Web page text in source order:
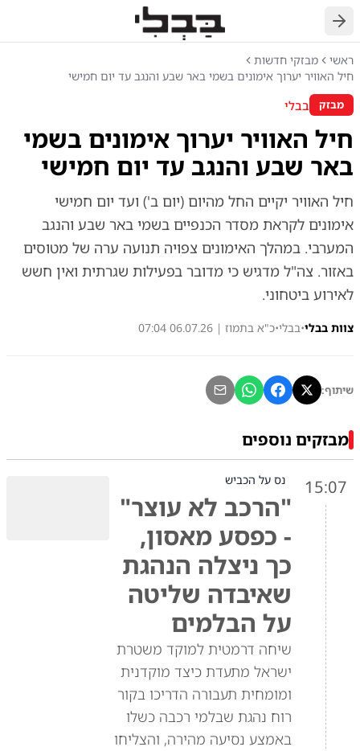
חזרה
ראשי
מבזקי חדשות
חיל האוויר יערוך אימונים בשמי באר שבע והנגב עד יום חמישי
מבזק בבלי
חיל האוויר יערוך אימונים בשמי
באר שבע והנגב עד יום חמישי
חיל האוויר יקיים החל מהיום (יום ב') ועד יום חמישי
אימונים לקראת מסדר הכנפיים בשמי באר שבע והנגב
המערבי. במהלך האימונים צפויה תנועה ערה של מטוסים
באזור. צה"ל מדגיש כי מדובר בפעילות שגרתית ואין חשש
לאירוע ביטחוני.
צוות בבלי•בבלי•כ"א בתמוז | 06.07.26 07:04
שיתוף:
מבזקים נוספים
15:07 נס על הכביש
"הרכב לא עוצר"
- כפסע מאסון,
כך ניצלה הנהגת
שאיבדה שליטה
על הבלמים
שיחה דרמטית למוקד משטרת
ישראל מתעדת כיצד מוקדנית
ומומחית תעבורה הדריכו בקור
רוח נהגת שבלמי רכבה כשלו
באמצע נסיעה מהירה, והצליחו